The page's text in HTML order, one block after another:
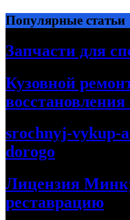
Перейти
к
содержимому
Популярные статьи
Запчасти для
Кузовной
srochnyj-vykup-
dorogo
Лицензия
реставрацию